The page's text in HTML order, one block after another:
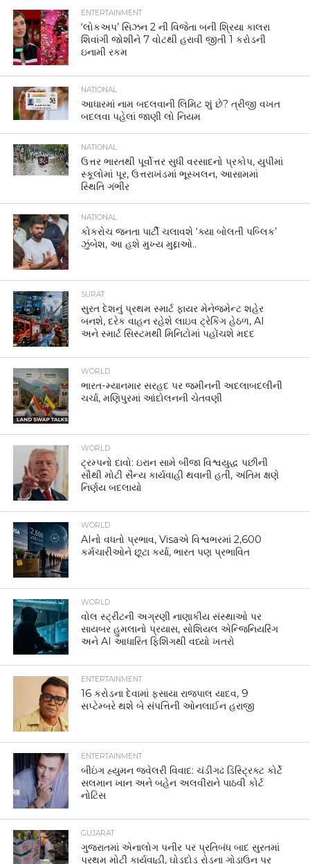
ENTERTAINMENT
‘લોકઅપ’ સિઝન 2 ની વિજેતા બની શ્રિયા કાલરા
શિવાંગી જોશીને 7 વોટથી હરાવી જીતી 1 કરોડની
ઇનામી રકમ
NATIONAL
આધારમાં નામ બદલવાની લિમિટ શું છે? ત્રીજી વખત
બદલવા પહેલાં જાણી લો નિયમ
NATIONAL
ઉત્તર ભારતથી પૂર્વોત્તર સુધી વરસાદનો પ્રકોપ, યુપીમાં
સ્કૂલોમાં પૂર, ઉત્તરાખંડમાં ભૂસ્ખલન, આસામમાં
સ્થિતિ ગંભીર
NATIONAL
કોકરોચ જનતા પાર્ટી ચલાવશે ‘ક્યા બોલતી પબ્લિક’
ઝુંબેશ, આ હશે મુખ્ય મુદ્દાઓ..
SURAT
સુરત દેશનું પ્રથમ સ્માર્ટ ફાયર મેનેજમેન્ટ શહેર
બનશે, દરેક વાહન રહેશે લાઇવ ટ્રેકિંગ હેઠળ, AI
અને સ્માર્ટ સિસ્ટમથી મિનિટોમાં પહોંચશે મદદ
WORLD
ભારત-મ્યાનમાર સરહદ પર જમીનની અદલાબદલીની
ચર્ચા, મણિપુરમાં આંદોલનની ચેતવણી
WORLD
ટ્રમ્પનો દાવો: ઇરાન સામે બીજા વિશ્વયુદ્ધ પછીની
સૌથી મોટી સૈન્ય કાર્યવાહી થવાની હતી, અંતિમ ક્ષણે
નિર્ણય બદલાયો
WORLD
AIનો વધતો પ્રભાવ, Visaએ વિશ્વભરમાં 2,600
કર્મચારીઓને છૂટા કર્યા, ભારત પણ પ્રભાવિત
WORLD
વોલ સ્ટ્રીટની અગ્રણી નાણાકીય સંસ્થાઓ પર
સાયબર હુમલાનો પ્રયાસ, સોશિયલ એન્જિનિયરિંગ
અને AI આધારિત ફિશિંગથી વધ્યો ખતરો
ENTERTAINMENT
16 કરોડના દેવામાં ફસાયા રાજપાલ યાદવ, 9
સપ્ટેમ્બરે થશે બે સંપત્તિની ઓનલાઈન હરાજી
ENTERTAINMENT
બીઇંગ હ્યુમન જ્વેલરી વિવાદ: ચંડીગઢ ડિસ્ટ્રિક્ટ કોર્ટે
સલમાન ખાન અને બહેન અલવીરાને પાઠવી કોર્ટ
નોટિસ
GUJARAT
ગુજરાતમાં એનાલોગ પનીર પર પ્રતિબંધ બાદ સુરતમાં
પ્રથમ મોટી કાર્યવાહી, ઘોડદોડ રોડના ગોડાઉન પર